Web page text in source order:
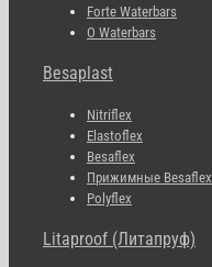
Forte Waterbars
O Waterbars
Besaplast
Nitriflex
Elastoflex
Besaflex
Прижимные Besaflex
Polyflex
Litaproof (Литапруф)